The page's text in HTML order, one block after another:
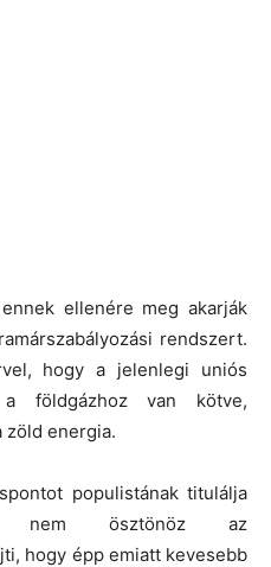
ellenére meg akarják
rendszert.
hogy a jelenlegi uniós
a földgázhoz van kötve,
zöld energia.
populistának titulálja
nem ösztönöz az
hogy épp emiatt kevesebb